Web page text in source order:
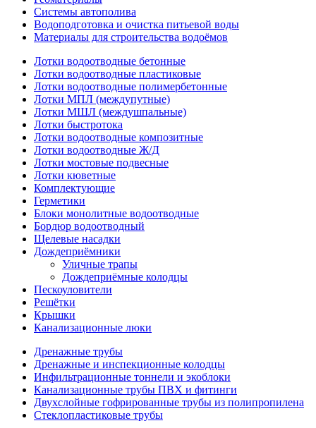
Системы автополива
Водоподготовка и очистка питьевой воды
Материалы для строительства водоёмов
Лотки водоотводные бетонные
Лотки водоотводные пластиковые
Лотки водоотводные полимербетонные
Лотки МПЛ (междупутные)
Лотки МШЛ (междушпальные)
Лотки быстротока
Лотки водоотводные композитные
Лотки водоотводные Ж/Д
Лотки мостовые подвесные
Лотки кюветные
Комплектующие
Герметики
Блоки монолитные водоотводные
Бордюр водоотводный
Щелевые насадки
Дождеприёмники
Уличные трапы
Дождеприёмные колодцы
Пескоуловители
Решётки
Крышки
Канализационные люки
Дренажные трубы
Дренажные и инспекционные колодцы
Инфильтрационные тоннели и экоблоки
Канализационные трубы ПВХ и фитинги
Двухслойные гофрированные трубы из полипропилена
Стеклопластиковые трубы